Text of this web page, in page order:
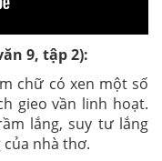
9, tập 2):
chữ có xen một số
gieo vần linh hoạt.
lắng, suy tư lắng
nhà thơ.